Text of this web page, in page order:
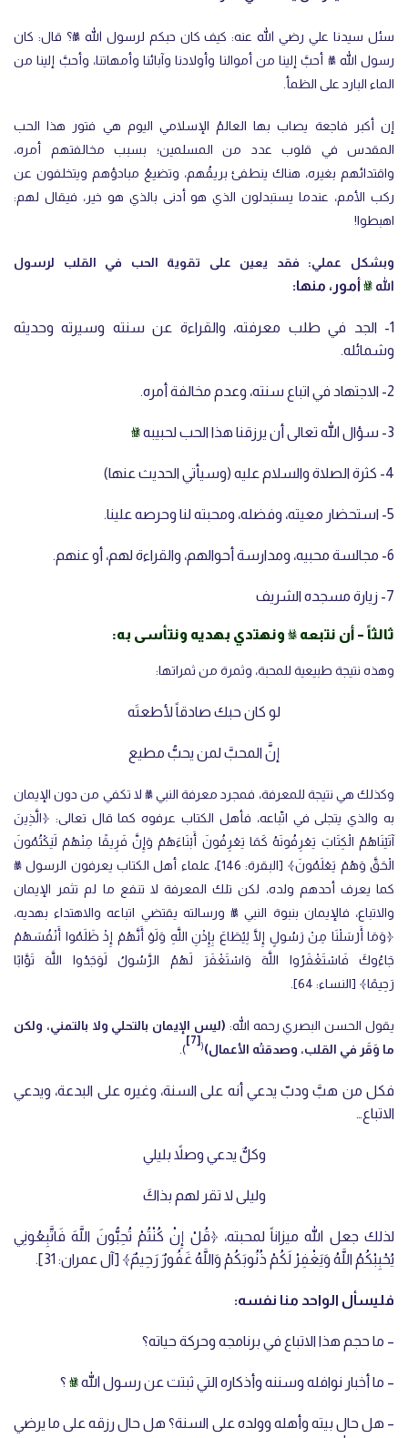
سئل سيدنا علي رضي الله عنه: كيف كان حبكم لرسول الله ﷺ؟ قال: كان
رسول الله ﷺ أحبَّ إلينا من أموالنا وأولادنا وآبائنا وأمهاتنا، وأحبَّ إلينا من
الماء البارد على الظمأ.
إن أكبر فاجعة يصاب بها العالمُ الإسلامي اليوم هي فتور هذا الحب
المقدس في قلوب عدد من المسلمين؛ بسبب مخالفتهم أمره،
واقتدائهم بغيره، هناك ينطفئ بريقُهم، وتضيعُ مبادؤهم ويتخلفون عن
ركب الأمم، عندما يستبدلون الذي هو أدنى بالذي هو خير، فيقال لهم:
اهبطوا!
وبشكل عملي: فقد يعين على تقوية الحب في القلب لرسول
الله ﷺ أمور، منها:
1- الجد في طلب معرفته، والقراءة عن سنته وسيرته وحديثه
وشمائله.
2- الاجتهاد في اتباع سنته، وعدم مخالفة أمره.
3- سؤال الله تعالى أن يرزقنا هذا الحب لحبيبه ﷺ
4- كثرة الصلاة والسلام عليه (وسيأتي الحديث عنها)
5- استحضار معيته، وفضله، ومحبته لنا وحرصه علينا.
6- مجالسة محبيه، ومدارسة أحوالهم، والقراءة لهم، أو عنهم.
7- زيارة مسجده الشريف
ثالثاً – أن نتبعه ﷺ ونهتدي بهديه ونتأسى به:
وهذه نتيجة طبيعية للمحبة، وثمرة من ثمراتها:
لو كان حبك صادقاً لأطعتَه
إنَّ المحبَّ لمن يحبُّ مطيع
وكذلك هي نتيجة للمعرفة، فمجرد معرفة النبي ﷺ لا تكفي من دون الإيمان
به والذي يتجلى في اتّباعه، فأهل الكتاب عرفوه كما قال تعالى: ﴿الَّذِينَ
آتَيْنَاهُمُ الْكِتَابَ يَعْرِفُونَهُ كَمَا يَعْرِفُونَ أَبْنَاءَهُمْ وَإِنَّ فَرِيقًا مِنْهُمْ لَيَكْتُمُونَ
الْحَقَّ وَهُمْ يَعْلَمُونَ﴾ [البقرة: 146]، علماء أهل الكتاب يعرفون الرسول ﷺ
كما يعرف أحدهم ولده، لكن تلك المعرفة لا تنفع ما لم تثمر الإيمان
والاتباع، فالإيمان بنبوة النبي ﷺ ورسالته يقتضي اتباعه والاهتداء بهديه،
﴿وَمَا أَرْسَلْنَا مِنْ رَسُولٍ إِلَّا لِيُطَاعَ بِإِذْنِ اللَّهِ وَلَوْ أَنَّهُمْ إِذْ ظَلَمُوا أَنْفُسَهُمْ
جَاءُوكَ فَاسْتَغْفَرُوا اللَّهَ وَاسْتَغْفَرَ لَهُمُ الرَّسُولُ لَوَجَدُوا اللَّهَ تَوَّابًا
رَحِيمًا﴾ [النساء: 64].
يقول الحسن البصري رحمه الله: (ليس الإيمان بالتحلي ولا بالتمني، ولكن
ما وَقَر في القلب، وصدقتْه الأعمال)(
[7]
).
فكل من هبَّ ودبّ يدعي أنه على السنة، وغيره على البدعة، ويدعي
الاتباع…
وكلٌّ يدعي وصلاً بليلي
وليلى لا تقر لهم بذاكَ
لذلك جعل الله ميزاناً لمحبته، ﴿قُلْ إِنْ كُنْتُمْ تُحِبُّونَ اللَّهَ ‌فَاتَّبِعُونِي
يُحْبِبْكُمُ اللَّهُ وَيَغْفِرْ لَكُمْ ذُنُوبَكُمْ وَاللَّهُ غَفُورٌ رَحِيمٌ﴾ [آل عمران: 31].
فليسأل الواحد منا نفسه:
– ما حجم هذا الاتباع في برنامجه وحركة حياته؟
– ما أخبار نوافله وسننه وأذكاره التي ثبتت عن رسول اللهﷺ ؟
– هل حال بيته وأهله وولده على السنة؟ هل حال رزقه على ما يرضي